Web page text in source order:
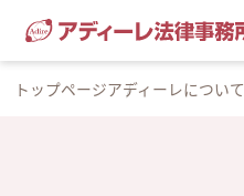
トップページアディーレについて